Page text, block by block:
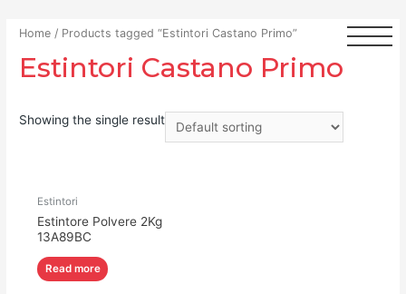
Home / Products tagged “Estintori Castano Primo”
Estintori Castano Primo
Showing the single result
Estintori
Estintore Polvere 2Kg
13A89BC
Read more